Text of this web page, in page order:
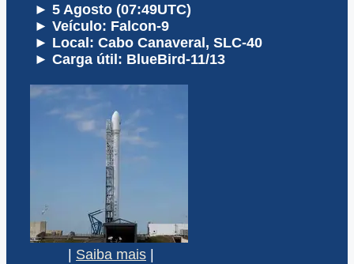
► 5 Agosto (07:49UTC)
► Veículo: Falcon-9
► Local: Cabo Canaveral, SLC-40
► Carga útil: BlueBird-11/13
| Saiba mais |